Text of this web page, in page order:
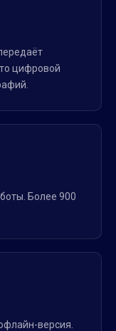
цифровой
Более 900
версия.